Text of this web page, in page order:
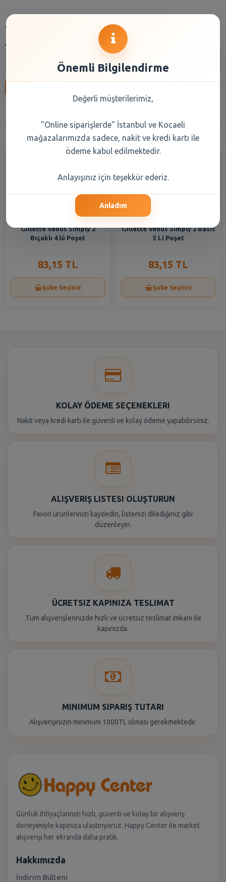
Arama
Arama:
Kuru Gıda Reyon Seçiniz Marka Seçiniz
Gillette Venüs Simply 2
Bıçaklı 4 lü Poşet
83,15 TL
Şube Seçiniz
Gillette Venüs Simply 2 Basic
5 Li Poşet
83,15 TL
Şube Seçiniz
KOLAY ÖDEME SEÇENEKLERI
Nakit veya kredi kartı ile güvenli ve kolay ödeme yapabilirsiniz.
ALIŞVERIŞ LISTESI OLUŞTURUN
Favori ürünlerinizi kaydedin, listenizi dilediğiniz gibi
düzenleyin.
ÜCRETSIZ KAPINIZA TESLIMAT
Tüm alışverişlerinizde hızlı ve ücretsiz teslimat imkanı ile
kapınızda.
MINIMUM SIPARIŞ TUTARI
Alışverişinizin minimum 1000TL olması gerekmektedir.
Günlük ihtiyaçlarınızı hızlı, güvenli ve kolay bir alışveriş
deneyimiyle kapınıza ulaştırıyoruz. Happy Center ile market
alışverişi her ekranda daha pratik.
Hakkımızda
İndirim Bülteni
Önemli Bilgilendirme
Değerli müşterilerimiz,
"Online siparişlerde" İstanbul ve Kocaeli
mağazalarımızda sadece, nakit ve kredi kartı ile
ödeme kabul edilmektedir.
Anlayışınız için teşekkür ederiz.
Anladım